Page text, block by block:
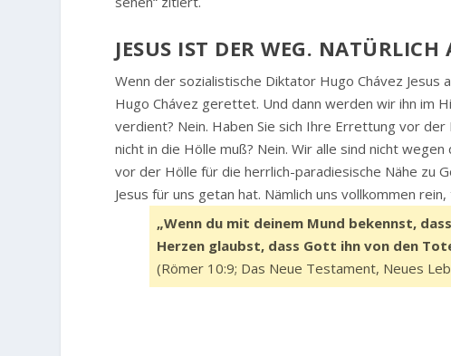
JESUS IST DER WEG.
Wenn der sozialistische Diktator Hugo Chávez
Hugo Chávez gerettet. Und dann werden wir ihn im
verdient? Nein. Haben Sie sich Ihre Errettung vor
nicht in die Hölle muß? Nein. Wir alle sind nicht
vor der Hölle für die herrlich-paradiesische Nähe zu
Jesus für uns getan hat. Nämlich uns vollkommen
„Wenn du mit deinem Mund bekennst,
Herzen glaubst, dass Gott ihn von den
(Römer 10:9; Das Neue Testament, Neues